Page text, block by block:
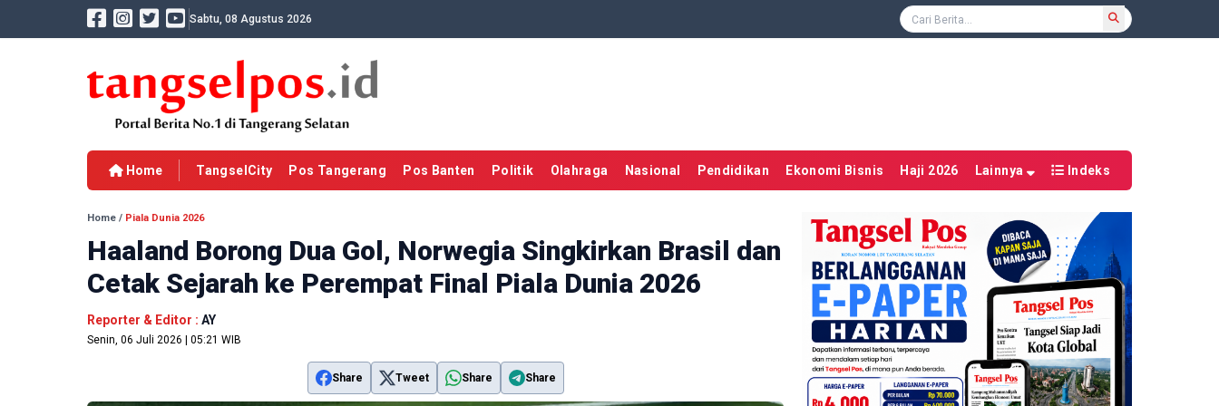
Sabtu, 08 Agustus 2026
Home TangselCity Pos Tangerang Pos Banten Politik Olahraga Nasional Pendidikan Ekonomi Bisnis Haji 2026 Lainnya Indeks
Home / Piala Dunia 2026
Haaland Borong Dua Gol, Norwegia Singkirkan Brasil dan
Cetak Sejarah ke Perempat Final Piala Dunia 2026
Reporter & Editor : AY
Senin, 06 Juli 2026 | 05:21 WIB
Share Tweet Share Share